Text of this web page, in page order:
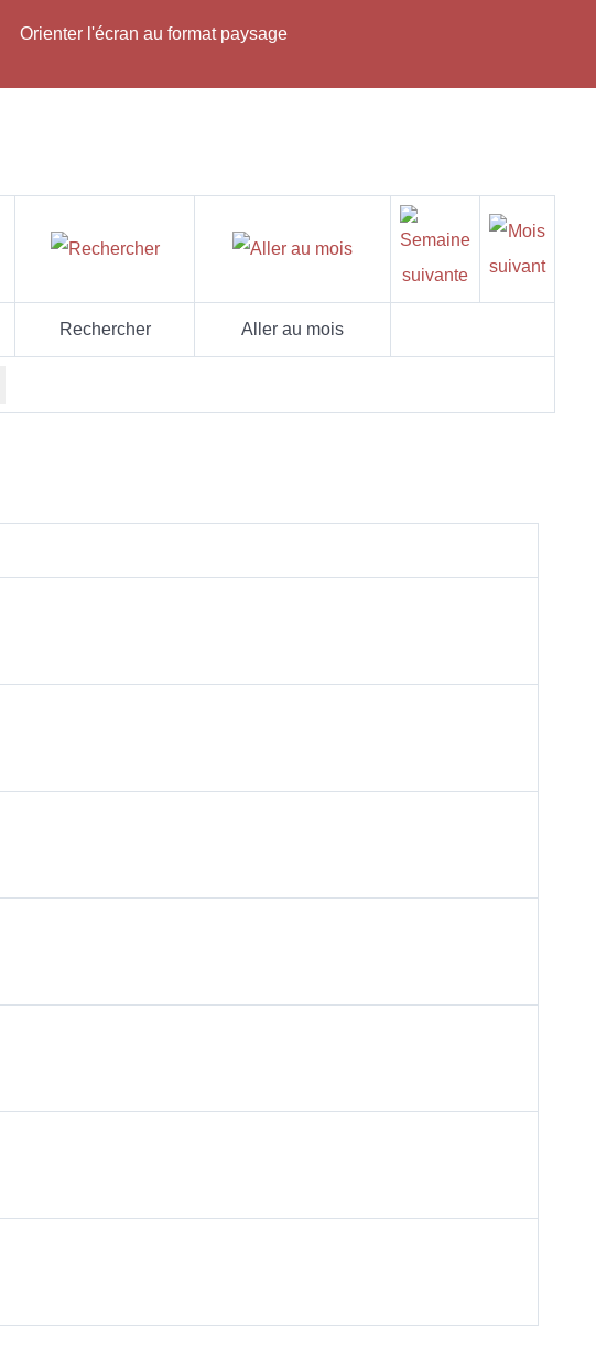
Orienter l'écran au format paysage
Rechercher Aller au mois